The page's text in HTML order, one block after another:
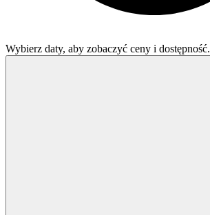
Wybierz daty, aby zobaczyć ceny i dostępność.